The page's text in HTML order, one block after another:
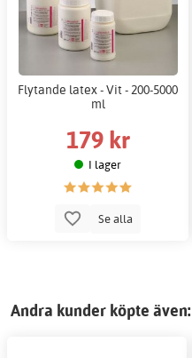
Flytande latex - Vit - 200-5000
ml
179 kr
I lager
Se alla
Andra kunder köpte även: